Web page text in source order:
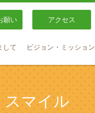
願い アクセス
して ビジョン・ミッション
スマイル